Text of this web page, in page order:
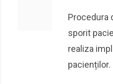
Procedura
sporit
realiza
pacienților.